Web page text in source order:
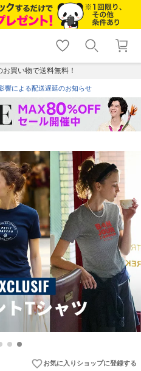
shopping_cart lock_outline
ログイン
買い物で送料無料！
響による配送遅延のお知らせ
favorite_borderお気に入りショップに登録する